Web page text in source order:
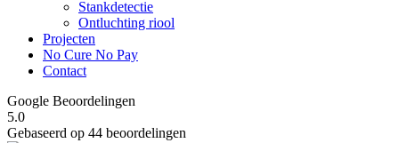
Stankdetectie
Ontluchting riool
Projecten
No Cure No Pay
Contact
Google Beoordelingen
5.0
Gebaseerd op 44 beoordelingen